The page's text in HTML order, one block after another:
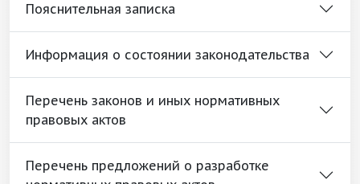
Пояснительная записка
Информация о состоянии законодательства
Перечень законов и иных нормативных
правовых актов
Перечень предложений о разработке